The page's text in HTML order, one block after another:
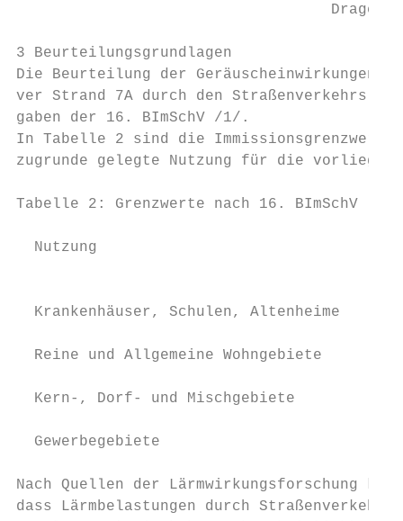
Drage/
3 Beurteilungsgrundlagen
Die Beurteilung der Geräuscheinwirkungen
ver Strand 7A durch den
gaben der 16. BImSchV /1/.
In Tabelle 2 sind die
zugrunde gelegte Nutzung für die
Tabelle 2: Grenzwerte nach 16. BImSchV
  Nutzung
Krankenhäuser, Schulen, Altenheime
Reine und Allgemeine Wohngebiete
Kern-, Dorf- und Mischgebiete
Gewerbegebiete
Nach Quellen der Lärmwirkungsforschung
dass Lärmbelastungen durch